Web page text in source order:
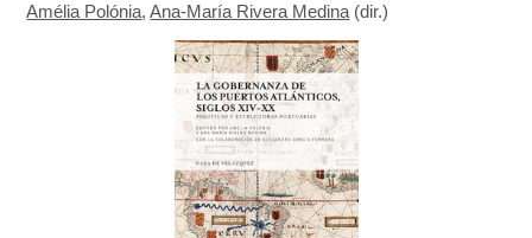
Amélia Polónia,Ana-María Rivera Medina (dir.)